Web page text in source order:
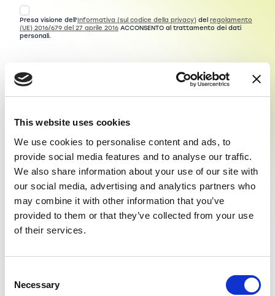
This website uses cookies
We use cookies to personalise content and ads, to
provide social media features and to analyse our traffic.
We also share information about your use of our site with
our social media, advertising and analytics partners who
may combine it with other information that you’ve
provided to them or that they’ve collected from your use
of their services.
Selection
Necessary
Presa visione dell' Informativa (sul codice della privacy) del regolamento
(UE) 2016/679 del 27 aprile 2016 ACCONSENTO al trattamento dei dati
personali.
Invia
Ti potrebbe interessare…
Visu
394,00€
In offerta!
Beam lamp
336,00 €
In offerta!